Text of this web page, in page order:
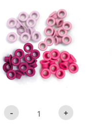
-
Rosa
cantidad
+